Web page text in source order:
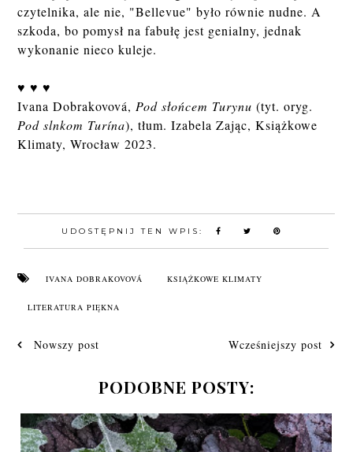
czytelnika, ale nie, "Bellevue" było równie nudne. A
szkoda, bo pomysł na fabułę jest genialny, jednak
wykonanie nieco kuleje.⠀
♥ ♥ ♥
Ivana Dobrakovová, Pod słońcem Turynu (tyt. oryg.
Pod slnkom Turína), tłum. Izabela Zając, Książkowe
Klimaty, Wrocław 2023.
UDOSTĘPNIJ TEN WPIS:
IVANA DOBRAKOVOVÁ KSIĄŻKOWE KLIMATY
LITERATURA PIĘKNA
Nowszy post Wcześniejszy post
PODOBNE POSTY: